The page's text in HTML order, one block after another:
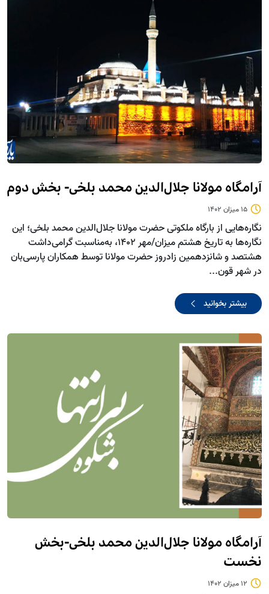
آرامگاه مولانا جلال‌الدین محمد بلخی- بخش دوم
15 میزان 1402
نگاره‌هایی از بارگاه ملکوتی حضرت مولانا جلال‌الدین محمد بلخی؛ این
نگاره‌ها به تاریخ هشتم میزان/مهر 1402، به‌مناسبت گرامی‌داشت
هشتصد و شانزدهمین زادروز حضرت مولانا توسط همکاران پارسی‌بان
در شهر قون...
بیشتر بخوانید
آرامگاه مولانا جلال‌الدین محمد بلخی-بخش
نخست
12 میزان 1402